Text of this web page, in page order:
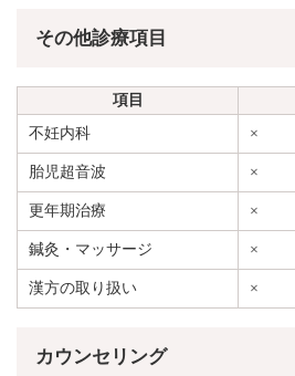
その他診療項目
項目
不妊内科
×
胎児超音波 ×
更年期治療 ×
鍼灸・マッサージ ×
漢方の取り扱い ×
カウンセリング